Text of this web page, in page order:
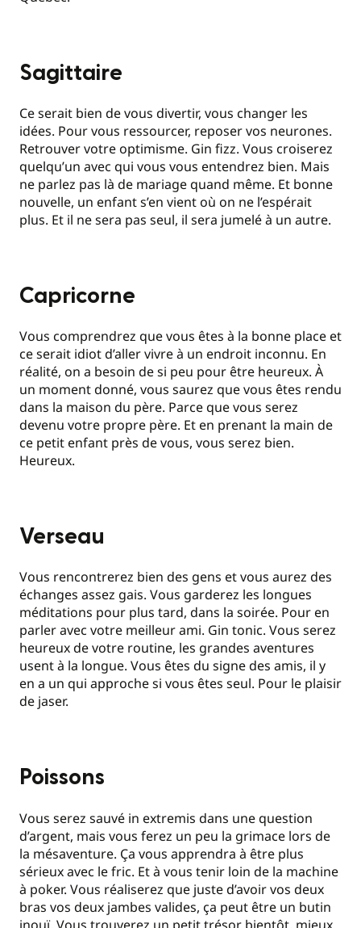
Sagittaire
Ce serait bien de vous divertir, vous changer les
idées. Pour vous ressourcer, reposer vos neurones.
Retrouver votre optimisme. Gin fizz. Vous croiserez
quelqu’un avec qui vous vous entendrez bien. Mais
ne parlez pas là de mariage quand même. Et bonne
nouvelle, un enfant s’en vient où on ne l’espérait
plus. Et il ne sera pas seul, il sera jumelé à un autre.
Capricorne
Vous comprendrez que vous êtes à la bonne place et
ce serait idiot d’aller vivre à un endroit inconnu. En
réalité, on a besoin de si peu pour être heureux. À
un moment donné, vous saurez que vous êtes rendu
dans la maison du père. Parce que vous serez
devenu votre propre père. Et en prenant la main de
ce petit enfant près de vous, vous serez bien.
Heureux.
Verseau
Vous rencontrerez bien des gens et vous aurez des
échanges assez gais. Vous garderez les longues
méditations pour plus tard, dans la soirée. Pour en
parler avec votre meilleur ami. Gin tonic. Vous serez
heureux de votre routine, les grandes aventures
usent à la longue. Vous êtes du signe des amis, il y
en a un qui approche si vous êtes seul. Pour le plaisir
de jaser.
Poissons
Vous serez sauvé in extremis dans une question
d’argent, mais vous ferez un peu la grimace lors de
la mésaventure. Ça vous apprendra à être plus
sérieux avec le fric. Et à vous tenir loin de la machine
à poker. Vous réaliserez que juste d’avoir vos deux
bras vos deux jambes valides, ça peut être un butin